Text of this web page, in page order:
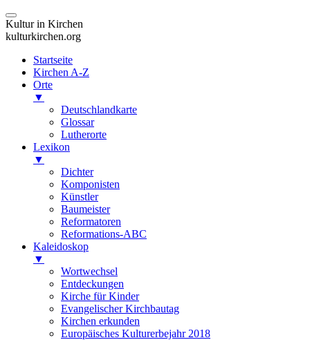
Kultur in Kirchen
kulturkirchen.org
Startseite
Kirchen A-Z
Orte
▼
Deutschlandkarte
Glossar
Lutherorte
Lexikon
▼
Dichter
Komponisten
Künstler
Baumeister
Reformatoren
Reformations-ABC
Kaleidoskop
▼
Wortwechsel
Entdeckungen
Kirche für Kinder
Evangelischer Kirchbautag
Kirchen erkunden
Europäisches Kulturerbejahr 2018